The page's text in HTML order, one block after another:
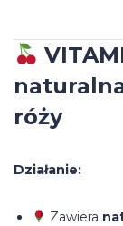
róży
Działanie:
Zawiera